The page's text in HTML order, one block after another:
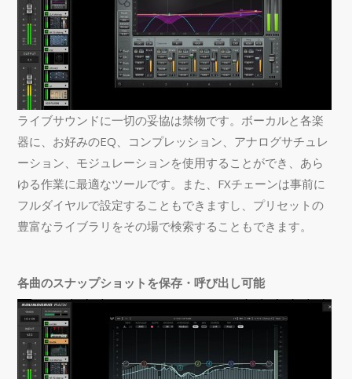
ライブサウンドに一切の妥協は禁物です。ボーカルと各楽
器に、お好みのEQ、コンプレッション、アナログサチュレ
ーション、モジュレーションを使用することができ、あら
ゆる作業に最適なツールです。また、FXチェーンは事前に
フルダイヤルで設定することもできますし、プリセットの
豊富なライブラリをその場で検索することもできます。
各曲のスナップショットを保存・呼び出し可能